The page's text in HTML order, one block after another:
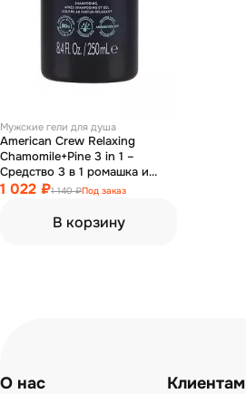
Мужские гели для душа
American Crew Relaxing
Chamomile+Pine 3 in 1 –
Средство 3 в 1 ромашка и
сосна (шампунь +
1 022 ₽1 140 ₽Под заказ
В корзину
О нас
Клиентам